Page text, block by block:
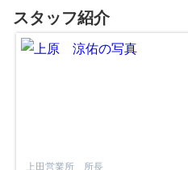
スタッフ紹介
上田営業所 所長